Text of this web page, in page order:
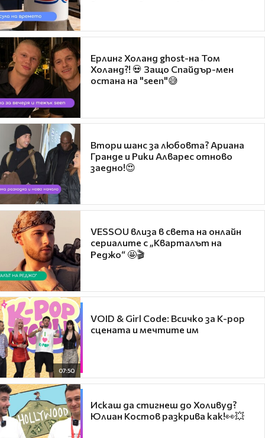
Ерлинг Холанд ghost-на Том
Холанд?! 💀 Защо Спайдър-мен
остана на "seen"😅
Втори шанс за любовта? Ариана
Гранде и Рики Алварес отново
заедно!😍
VESSOU влиза в света на онлайн
сериалите с „Кварталът на
Реджо“ 🤩🎬
07:50
VOID & Girl Code: Всичко за K-pop
сцената и мечтите им
Искаш да стигнеш до Холивуд?
Юлиан Костов разкрива как!👀💥